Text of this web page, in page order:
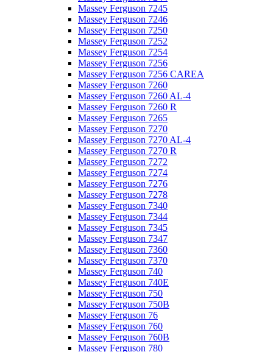
Massey Ferguson 7245
Massey Ferguson 7246
Massey Ferguson 7250
Massey Ferguson 7252
Massey Ferguson 7254
Massey Ferguson 7256
Massey Ferguson 7256 CAREA
Massey Ferguson 7260
Massey Ferguson 7260 AL-4
Massey Ferguson 7260 R
Massey Ferguson 7265
Massey Ferguson 7270
Massey Ferguson 7270 AL-4
Massey Ferguson 7270 R
Massey Ferguson 7272
Massey Ferguson 7274
Massey Ferguson 7276
Massey Ferguson 7278
Massey Ferguson 7340
Massey Ferguson 7344
Massey Ferguson 7345
Massey Ferguson 7347
Massey Ferguson 7360
Massey Ferguson 7370
Massey Ferguson 740
Massey Ferguson 740E
Massey Ferguson 750
Massey Ferguson 750B
Massey Ferguson 76
Massey Ferguson 760
Massey Ferguson 760B
Massey Ferguson 780